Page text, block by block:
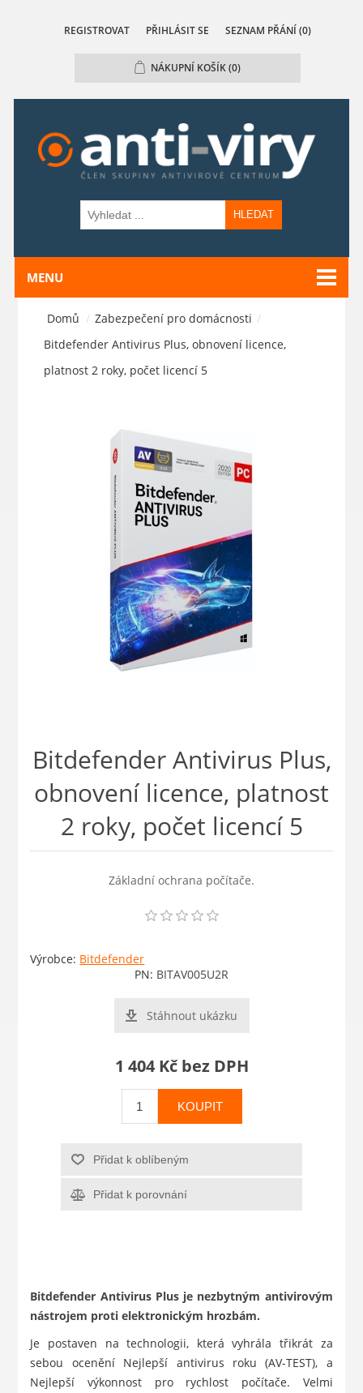
REGISTROVAT PŘIHLÁSIT SE SEZNAM PŘÁNÍ (0)
NÁKUPNÍ KOŠÍK(0)
HLEDAT
MENU
Domů / Zabezpečení pro domácnosti /
Bitdefender Antivirus Plus, obnovení licence,
platnost 2 roky, počet licencí 5
Bitdefender Antivirus Plus,
obnovení licence, platnost
2 roky, počet licencí 5
Základní ochrana počítače.
Výrobce: Bitdefender
PN: BITAV005U2R
Stáhnout ukázku
1 404 Kč bez DPH
KOUPIT
Přidat k oblíbeným
Přidat k porovnání
Bitdefender Antivirus Plus je nezbytným antivirovým
nástrojem proti elektronickým hrozbám.
Je postaven na technologii, která vyhrála třikrát za
sebou ocenění Nejlepší antivirus roku (AV-TEST), a
Nejlepší výkonnost pro rychlost počítače. Velmi